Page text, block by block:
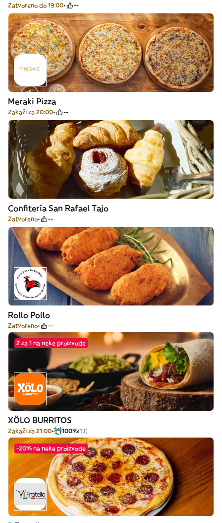
Zatvoreno do 19:00 --
Meraki Pizza
Zakaži za 20:00 --
Confitería San Rafael Tajo
Zatvoreno --
Rollo Pollo
Zatvoreno --
2 za 1 na neke proizvode
XÖLO BURRITOS
Zakaži za 21:00 100%(13)
-20% na neke proizvode